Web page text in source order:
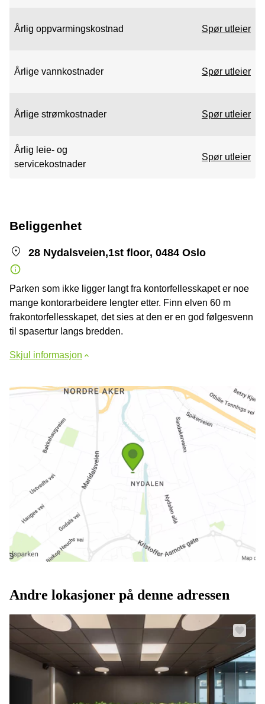
Årlig oppvarmingskostnad Spør utleier
Årlige vannkostnader Spør utleier
Årlige strømkostnader Spør utleier
Årlig leie- og
servicekostnader
Spør utleier
Beliggenhet
28 Nydalsveien,1st floor, 0484 Oslo
Parken som ikke ligger langt fra kontorfellesskapet er noe
mange kontorarbeidere lengter etter. Finn elven 60 m
frakontorfellesskapet, det sies at den er en god følgesvenn
til spasertur langs bredden.
Skjul informasjon
Andre lokasjoner på denne adressen